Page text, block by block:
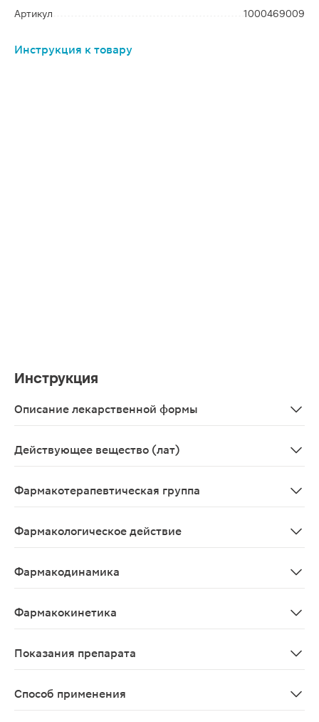
Артикул
1000469009
Инструкция к товару
Инструкция
Описание лекарственной формы
Действующее вещество (лат)
Фармакотерапевтическая группа
Фармакологическое действие
Фармакодинамика
Фармакокинетика
Показания препарата
Способ применения